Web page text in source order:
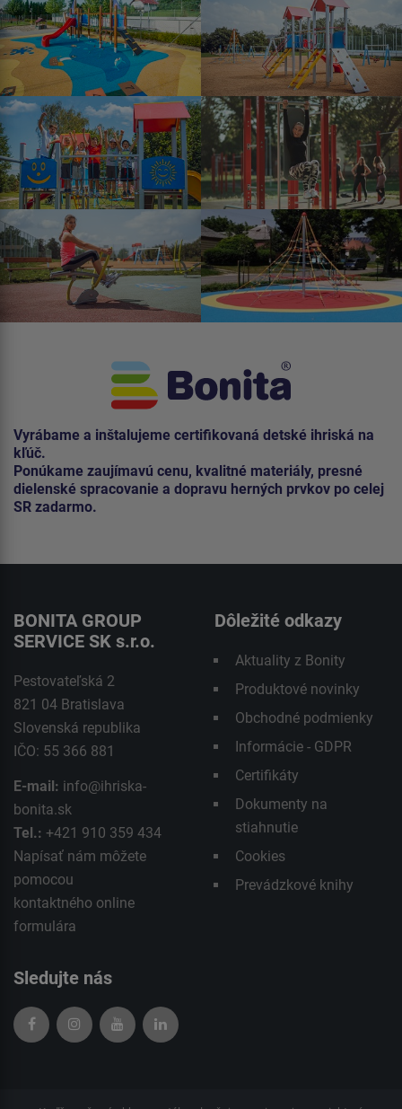
Vyrábame a inštalujeme certifikovaná detské ihriská na
kľúč.
Ponúkame zaujímavú cenu, kvalitné materiály, presné
dielenské spracovanie a dopravu herných prvkov po celej
SR zadarmo.
BONITA GROUP
SERVICE SK s.r.o.
Pestovateľská 2
821 04 Bratislava
Slovenská republika
IČO: 55 366 881
E-mail: info@ihriska-
bonita.sk
Tel.: +421 910 359 434
Napísať nám môžete
pomocou
kontaktného online
formulára
Dôležité odkazy
Aktuality z Bonity
Produktové novinky
Obchodné podmienky
Informácie - GDPR
Certifikáty
Dokumenty na
stiahnutie
Cookies
Prevádzkové knihy
Sledujte nás